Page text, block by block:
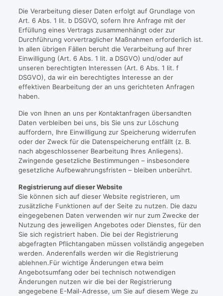
Die Verarbeitung dieser Daten erfolgt auf Grundlage von
Art. 6 Abs. 1 lit. b DSGVO, sofern Ihre Anfrage mit der
Erfüllung eines Vertrags zusammenhängt oder zur
Durchführung vorvertraglicher Maßnahmen erforderlich ist.
In allen übrigen Fällen beruht die Verarbeitung auf Ihrer
Einwilligung (Art. 6 Abs. 1 lit. a DSGVO) und/oder auf
unseren berechtigten Interessen (Art. 6 Abs. 1 lit. f
DSGVO), da wir ein berechtigtes Interesse an der
effektiven Bearbeitung der an uns gerichteten Anfragen
haben.
Die von Ihnen an uns per Kontaktanfragen übersandten
Daten verbleiben bei uns, bis Sie uns zur Löschung
auffordern, Ihre Einwilligung zur Speicherung widerrufen
oder der Zweck für die Datenspeicherung entfällt (z. B.
nach abgeschlossener Bearbeitung Ihres Anliegens).
Zwingende gesetzliche Bestimmungen – insbesondere
gesetzliche Aufbewahrungsfristen – bleiben unberührt.
Registrierung auf dieser Website
Sie können sich auf dieser Website registrieren, um
zusätzliche Funktionen auf der Seite zu nutzen. Die dazu
eingegebenen Daten verwenden wir nur zum Zwecke der
Nutzung des jeweiligen Angebotes oder Dienstes, für den
Sie sich registriert haben. Die bei der Registrierung
abgefragten Pflichtangaben müssen vollständig angegeben
werden. Anderenfalls werden wir die Registrierung
ablehnen.Für wichtige Änderungen etwa beim
Angebotsumfang oder bei technisch notwendigen
Änderungen nutzen wir die bei der Registrierung
angegebene E-Mail-Adresse, um Sie auf diesem Wege zu